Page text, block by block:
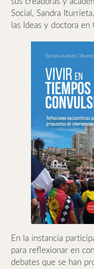
Social, Sandra
las Ideas y doctora en
En la instancia
para reflexionar en
debates que se han